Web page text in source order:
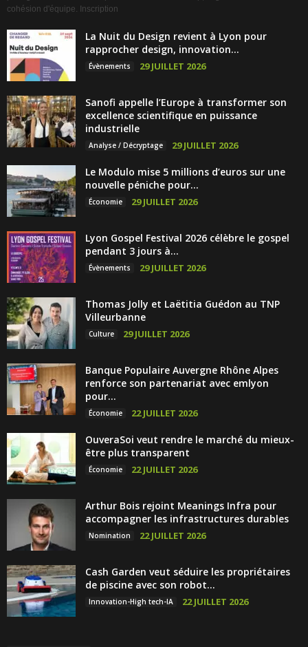
cohésion d'équipe. Inscription
La Nuit du Design revient à Lyon pour
rapprocher design, innovation...
Évènements 29 JUILLET 2026
Sanofi appelle l’Europe à transformer son
excellence scientifique en puissance
industrielle
Analyse / Décryptage 29 JUILLET 2026
Le Modulo mise 5 millions d’euros sur une
nouvelle péniche pour...
Économie 29 JUILLET 2026
Lyon Gospel Festival 2026 célèbre le gospel
pendant 3 jours à...
Évènements 29 JUILLET 2026
Thomas Jolly et Laëtitia Guédon au TNP
Villeurbanne
Culture 29 JUILLET 2026
Banque Populaire Auvergne Rhône Alpes
renforce son partenariat avec emlyon
pour...
Économie 22 JUILLET 2026
OuveraSoi veut rendre le marché du mieux-
être plus transparent
Économie 22 JUILLET 2026
Arthur Bois rejoint Meanings Infra pour
accompagner les infrastructures durables
Nomination 22 JUILLET 2026
Cash Garden veut séduire les propriétaires
de piscine avec son robot...
Innovation-High tech-IA 22 JUILLET 2026